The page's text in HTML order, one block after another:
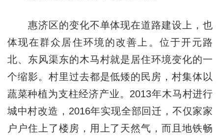
惠济区的变化不单体现在道路建设上，也
体现在群众居住环境的改善上。位于开元路
北、东风渠东的木马村就是居住环境变化的一
个缩影。村里过去都是低矮的民房，村集体以
蔬菜种植为支柱经济产业。2013年木马村进行
城中村改造，2016年实现全部回迁，不仅家家
户户住上了楼房，用上了天然气，而且地铁畅